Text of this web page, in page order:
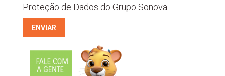
Proteção de Dados do Grupo Sonova